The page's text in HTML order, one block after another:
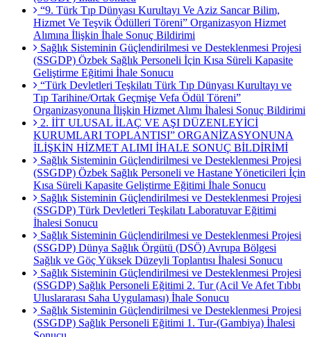
“9. Türk Tıp Dünyası Kurultayı Ve Aziz Sancar Bilim,
Hizmet Ve Teşvik Ödülleri Töreni” Organizasyon Hizmet
Alımına İlişkin İhale Sonuç Bildirimi
Sağlık Sisteminin Güçlendirilmesi ve Desteklenmesi Projesi
(SSGDP) Özbek Sağlık Personeli İçin Kısa Süreli Kapasite
Geliştirme Eğitimi İhale Sonucu
“Türk Devletleri Teşkilatı Türk Tıp Dünyası Kurultayı ve
Tıp Tarihine/Ortak Geçmişe Vefa Ödül Töreni”
Organizasyonuna İlişkin Hizmet Alımı İhalesi Sonuç Bildirimi
2. İİT ULUSAL İLAÇ VE AŞI DÜZENLEYİCİ
KURUMLARI TOPLANTISI” ORGANİZASYONUNA
İLİŞKİN HİZMET ALIMI İHALE SONUÇ BİLDİRİMİ
Sağlık Sisteminin Güçlendirilmesi ve Desteklenmesi Projesi
(SSGDP) Özbek Sağlık Personeli ve Hastane Yöneticileri İçin
Kısa Süreli Kapasite Geliştirme Eğitimi İhale Sonucu
Sağlık Sisteminin Güçlendirilmesi ve Desteklenmesi Projesi
(SSGDP) Türk Devletleri Teşkilatı Laboratuvar Eğitimi
İhalesi Sonucu
Sağlık Sisteminin Güçlendirilmesi ve Desteklenmesi Projesi
(SSGDP) Dünya Sağlık Örgütü (DSÖ) Avrupa Bölgesi
Sağlık ve Göç Yüksek Düzeyli Toplantısı İhalesi Sonucu
Sağlık Sisteminin Güçlendirilmesi ve Desteklenmesi Projesi
(SSGDP) Sağlık Personeli Eğitimi 2. Tur (Acil Ve Afet Tıbbı
Uluslararası Saha Uygulaması) İhale Sonucu
Sağlık Sisteminin Güçlendirilmesi ve Desteklenmesi Projesi
(SSGDP) Sağlık Personeli Eğitimi 1. Tur-(Gambiya) İhalesi